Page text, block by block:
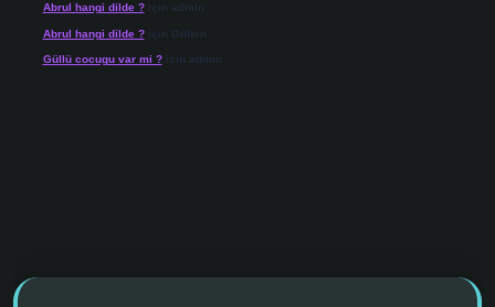
Abrul hangi dilde ?için admin
Abrul hangi dilde ?için Gülten
Güllü cocugu var mi ?için admin